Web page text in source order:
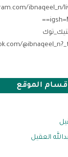
ibnaqeel_n/
الموقع
العقيل